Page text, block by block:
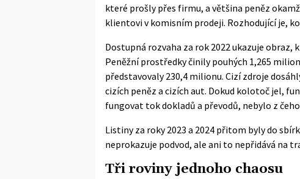
které prošly přes firmu, a většina peněz
klientovi v komisním prodeji. Rozhodující je,
Dostupná rozvaha za rok 2022ukazuje obraz,
Peněžní prostředky činily pouhých 1,265
představovaly 230,4 milionu. Cizí zdroje
cizích peněz a cizích aut. Dokud kolotoč jel,
fungovat tok dokladů a převodů, nebylo z
Listiny za roky 2023 a 2024 přitom byly do
neprokazuje podvod, ale ani to nepřidává na
Tři roviny jednoho chaosu